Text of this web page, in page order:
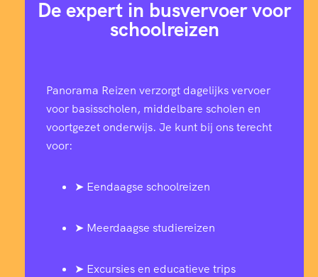
De expert in busvervoer voor
schoolreizen
Panorama Reizen verzorgt dagelijks vervoer
voor basisscholen, middelbare scholen en
voortgezet onderwijs. Je kunt bij ons terecht
voor:
➤ Eendaagse schoolreizen
➤ Meerdaagse studiereizen
➤ Excursies en educatieve trips